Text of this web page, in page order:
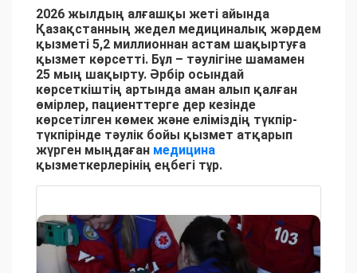
2026 жылдың алғашқы жеті айында
Қазақстанның жедел медициналық жәрдем
қызметі 5,2 миллионнан астам шақыртуға
қызмет көрсетті. Бұл – тәулігіне шамамен
25 мың шақырту. Әрбір осындай
көрсеткіштің артында аман алып қалған
өмірлер, пациенттерге дер кезінде
көрсетілген көмек және еліміздің түкпір-
түкпірінде тәулік бойы қызмет атқарып
жүрген мыңдаған медицина
қызметкерлерінің еңбегі тұр.